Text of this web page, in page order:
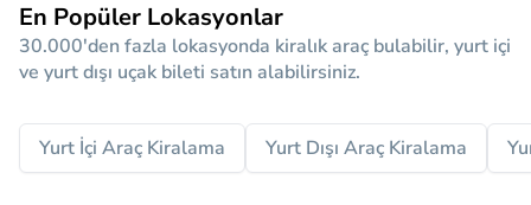
En Popüler Lokasyonlar
30.000'den fazla lokasyonda kiralık araç bulabilir, yurt içi
ve yurt dışı uçak bileti satın alabilirsiniz.
Yurt İçi Araç Kiralama Yurt Dışı Araç Kiralama